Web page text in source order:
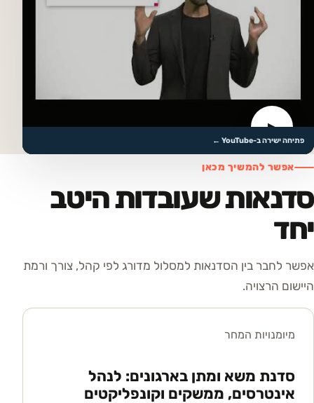
▶
פתיחה ישירה ב-YouTube ←
אפשר להמשיך מכאן
סדנאות שעובדות היטב
יחד
אפשר לחבר בין הסדנאות למסלול מדורג לפי קהל, צורך ורמת
היישום הרצויה.
מיומנויות המחר
סדנת משא ומתן בארגונים: לנהל
אינטרסים, ממשקים וקונפליקטים